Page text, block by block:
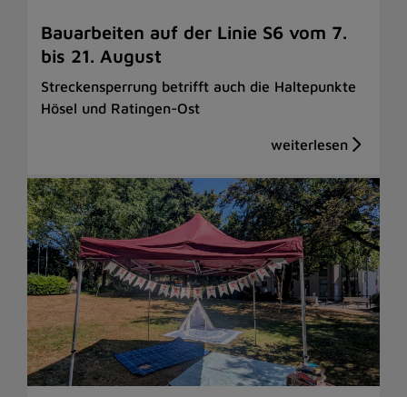
Bauarbeiten auf der Linie S6 vom 7.
bis 21. August
Streckensperrung betrifft auch die Haltepunkte
Hösel und Ratingen-Ost